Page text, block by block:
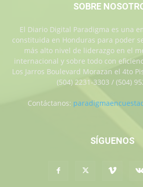
SOBRE
El Diario Digital Paradigma es una
constituida en Honduras para poder
más alto nivel de liderazgo en el
internacional y sobre todo con
Los Jarros Boulevard Morazan el 4to
(504) 2231-3303 / (504)
Contáctanos:
SÍGUENOS